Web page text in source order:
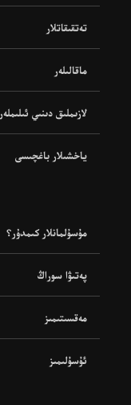
تەتقىقاتلار
ماقالىلەر
لازىملىق دىنىي ئىلىملەر
ياخشىلار باغچىسى
مۇسۇلمانلار كىمدۇر؟
پەتىۋا سوراڭ
مەقسىتىمىز
ئۇسۇلىمىز